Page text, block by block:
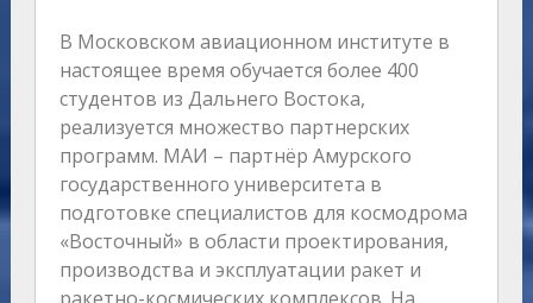
В Московском авиационном институте в
настоящее время обучается более 400
студентов из Дальнего Востока,
реализуется множество партнерских
программ. МАИ – партнёр Амурского
государственного университета в
подготовке специалистов для космодрома
«Восточный» в области проектирования,
производства и эксплуатации ракет и